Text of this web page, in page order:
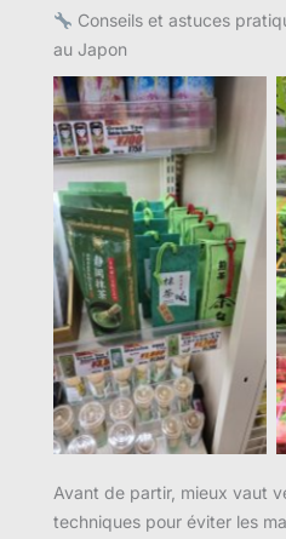
Conseils et astuces
au Japon
Avant de partir, mieux vaut
techniques pour éviter les